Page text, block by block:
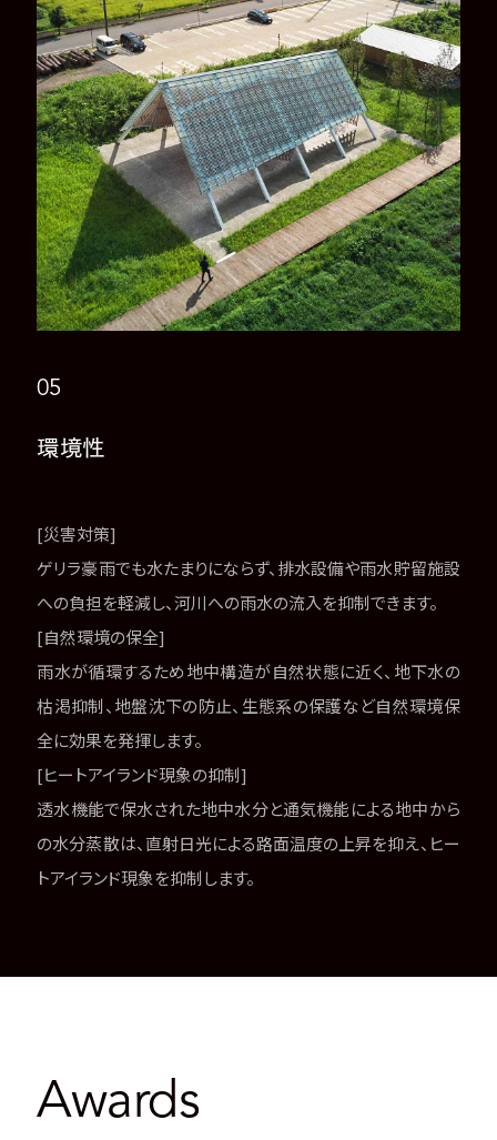
05
環境性
[災害対策]
ゲリラ豪雨でも水たまりにならず、排水設備や雨水貯留施設
への負担を軽減し、河川への雨水の流入を抑制できます。
[自然環境の保全]
雨水が循環するため地中構造が自然状態に近く、地下水の
枯渇抑制、地盤沈下の防止、生態系の保護など自然環境保
全に効果を発揮します。
[ヒートアイランド現象の抑制]
透水機能で保水された地中水分と通気機能による地中から
の水分蒸散は、直射日光による路面温度の上昇を抑え、ヒー
トアイランド現象を抑制します。
Awards